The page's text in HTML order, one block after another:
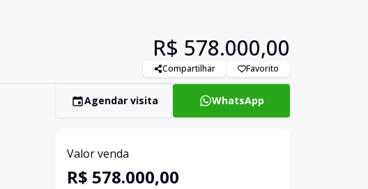
R$ 578.000,00
Compartilhar Favorito
Agendar visita WhatsApp
Valor venda
R$ 578.000,00